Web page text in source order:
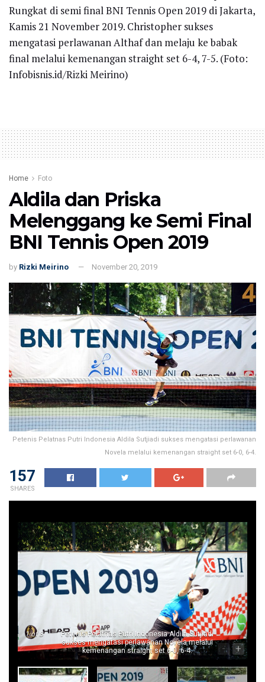
Rungkat di semi final BNI Tennis Open 2019 di Jakarta,
Kamis 21 November 2019. Christopher sukses
mengatasi perlawanan Althaf dan melaju ke babak
final melalui kemenangan straight set 6-4, 7-5. (Foto:
Infobisnis.id/Rizki Meirino)
Home Foto
Aldila dan Priska
Melenggang ke Semi Final
BNI Tennis Open 2019
by Rizki Meirino November 20, 2019
Petenis Pelatnas Putri Indonesia Aldila Sutjiadi sukses mengatasi perlawanan
Novela melalui kemenangan straight set 6-0, 6-4.
157
SHARES
1of 8
Petenis Pelatnas Putri Indonesia Aldila Sutjiadi
sukses mengatasi perlawanan Novela melalui
kemenangan straight set 6-0, 6-4.
- +